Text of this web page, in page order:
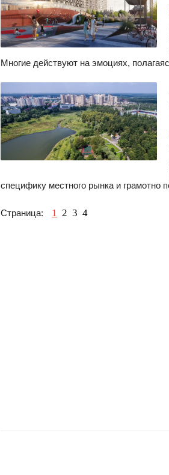
Многие действуют на эмоциях,
специфику местного рынка и
Страница: 1 2 3 4